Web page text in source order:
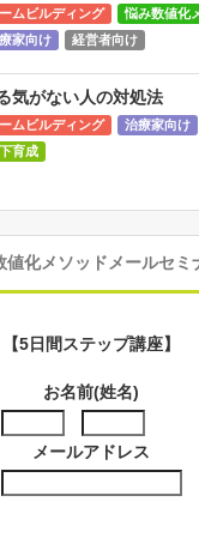
ムビルディング
悩み数値化
家向け
経営者向け
気がない人の対処法
ムビルディング 治療家向け
育成
値化メソッドメールセミ
【5日間ステップ講座】
お名前(姓名)
メールアドレス